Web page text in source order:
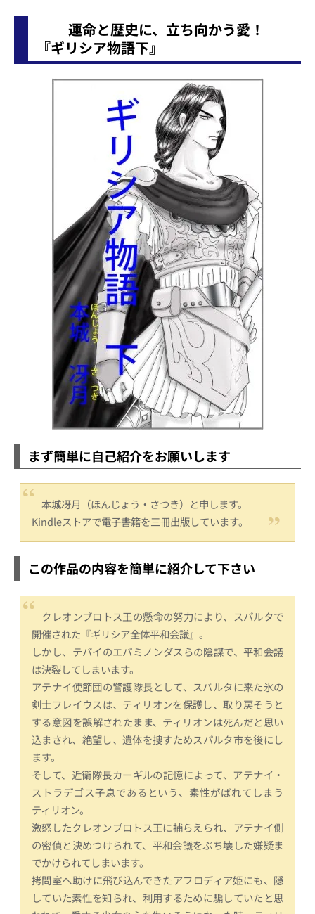
── 運命と歴史に、立ち向かう愛！
『ギリシア物語下』
まず簡単に自己紹介をお願いします
本城冴月（ほんじょう・さつき）と申します。
Kindleストアで電子書籍を三冊出版しています。
この作品の内容を簡単に紹介して下さい
クレオンブロトス王の懸命の努力により、スパルタで
開催された『ギリシア全体平和会議』。
しかし、テバイのエパミノンダスらの陰謀で、平和会議
は決裂してしまいます。
アテナイ使節団の警護隊長として、スパルタに来た氷の
剣士フレイウスは、ティリオンを保護し、取り戻そうと
する意図を誤解されたまま、ティリオンは死んだと思い
込まされ、絶望し、遺体を捜すためスパルタ市を後にし
ます。
そして、近衛隊長カーギルの記憶によって、アテナイ・
ストラデゴス子息であるという、素性がばれてしまう
ティリオン。
激怒したクレオンブロトス王に捕らえられ、アテナイ側
の密偵と決めつけられて、平和会議をぶち壊した嫌疑ま
でかけられてしまいます。
拷問室へ助けに飛び込んできたアフロディア姫にも、隠
していた素性を知られ、利用するために騙していたと思